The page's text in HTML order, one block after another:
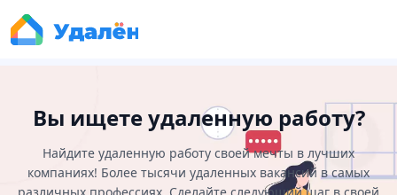
Вы ищете удаленную работу?
Найдите удаленную работу своей мечты в лучших
компаниях! Более тысячи удаленных вакансий в самых
различных профессиях. Сделайте следующий шаг в своей